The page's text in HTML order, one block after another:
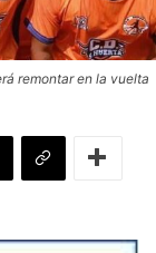
remontar en la vuelta